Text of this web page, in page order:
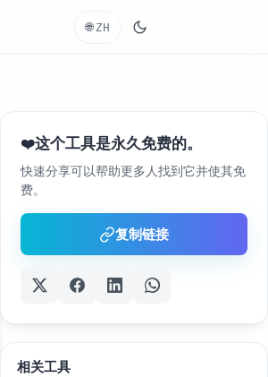
🌐 ZH
❤️这个工具是永久免费的。
快速分享可以帮助更多人找到它并使其免
费。
复制链接
相关工具